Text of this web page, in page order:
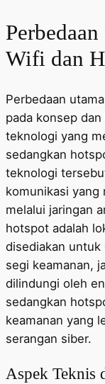
Wifi dan
Perbedaan
pada konsep
teknologi yang
sedangkan
teknologi
komunikasi yang
melalui jaringan
hotspot adalah
disediakan
segi keamanan,
dilindungi oleh
sedangkan
keamanan yang
serangan siber.
Aspek Teknis